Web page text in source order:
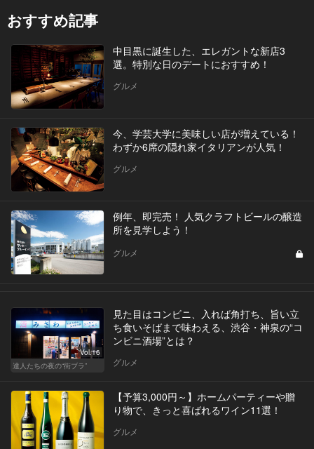
おすすめ記事
中目黒に誕生した、エレガントな新店3
選。特別な日のデートにおすすめ！
グルメ
今、学芸大学に美味しい店が増えている！
わずか6席の隠れ家イタリアンが人気！
グルメ
例年、即完売！ 人気クラフトビールの醸造
所を見学しよう！
グルメ
Vol.16
達人たちの夜の“街ブラ”
見た目はコンビニ、入れば角打ち、旨い立
ち食いそばまで味わえる、渋谷・神泉の“コ
ンビニ酒場”とは？
グルメ
【予算3,000円～】ホームパーティーや贈
り物で、きっと喜ばれるワイン11選！
グルメ